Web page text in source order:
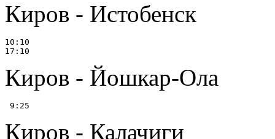
Киров - Истобенск
10:10
Киров - Йошкар-Ола
Киров - Калачиги